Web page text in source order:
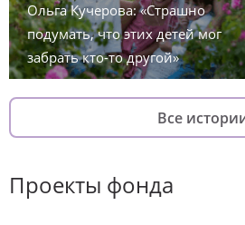
Ольга Кучерова: «Страшно
подумать, что этих детей мог
забрать кто-то другой»
Все
Проекты фонда